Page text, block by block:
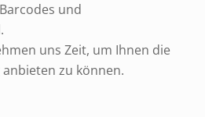
und
uns Zeit, um Ihnen die
zu können.